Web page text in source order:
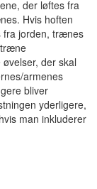
der løftes fra
Hvis hoften
fra jorden, trænes
træne
der skal
armenes
bliver
yderligere,
man inkluderer